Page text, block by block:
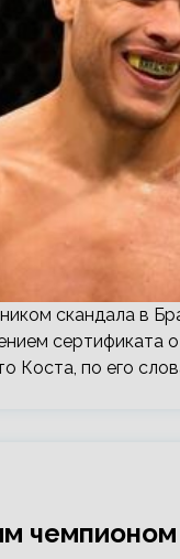
скандала в
сертификата
Коста, по его